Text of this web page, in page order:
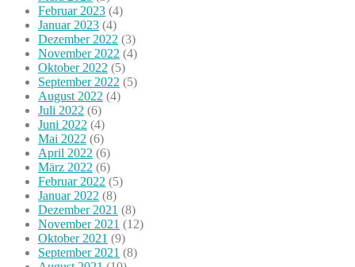
Februar 2023 (4)
Januar 2023 (4)
Dezember 2022 (3)
November 2022 (4)
Oktober 2022 (5)
September 2022 (5)
August 2022 (4)
Juli 2022 (6)
Juni 2022 (4)
Mai 2022 (6)
April 2022 (6)
März 2022 (6)
Februar 2022 (5)
Januar 2022 (8)
Dezember 2021 (8)
November 2021 (12)
Oktober 2021 (9)
September 2021 (8)